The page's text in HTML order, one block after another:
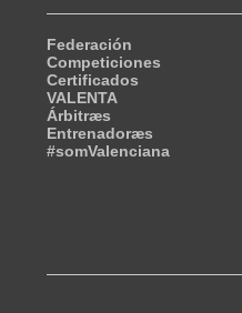
Federación
Competiciones
Certificados
VALENTA
Árbitræs
Entrenadoræs
#somValenciana